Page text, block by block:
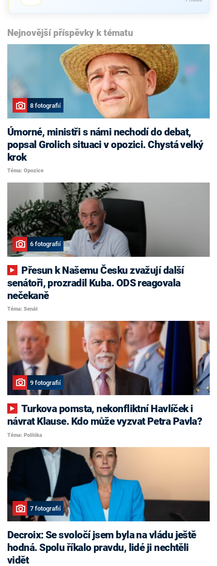
Nejnovější příspěvky k tématu
8 fotografií
Úmorné, ministři s námi nechodí do debat,
popsal Grolich situaci v opozici. Chystá velký
krok
Téma: Opozice
6 fotografií
senátoři, prozradil Kuba. ODS reagovala
nečekaně
Téma: Senát
9 fotografií
Turkova pomsta, nekonfliktní Havlíček i
návrat Klause. Kdo může vyzvat Petra Pavla?
Téma: Politika
7 fotografií
Decroix: Se svoločí jsem byla na vládu ještě
hodná. Spolu říkalo pravdu, lidé ji nechtěli
vidět